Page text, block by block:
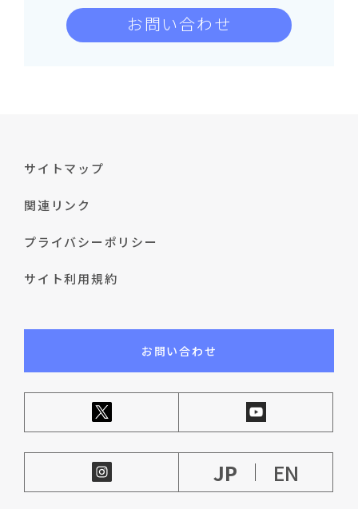
お問い合わせ
サイトマップ
関連リンク
プライバシーポリシー
サイト利用規約
お問い合わせ
JP EN